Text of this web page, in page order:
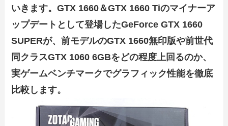
いきます。GTX 1660＆GTX 1660 Tiのマイナーア
ップデートとして登場したGeForce GTX 1660
SUPERが、前モデルのGTX 1660無印版や前世代
同クラスGTX 1060 6GBをどの程度上回るのか、
実ゲームベンチマークでグラフィック性能を徹底
比較します。